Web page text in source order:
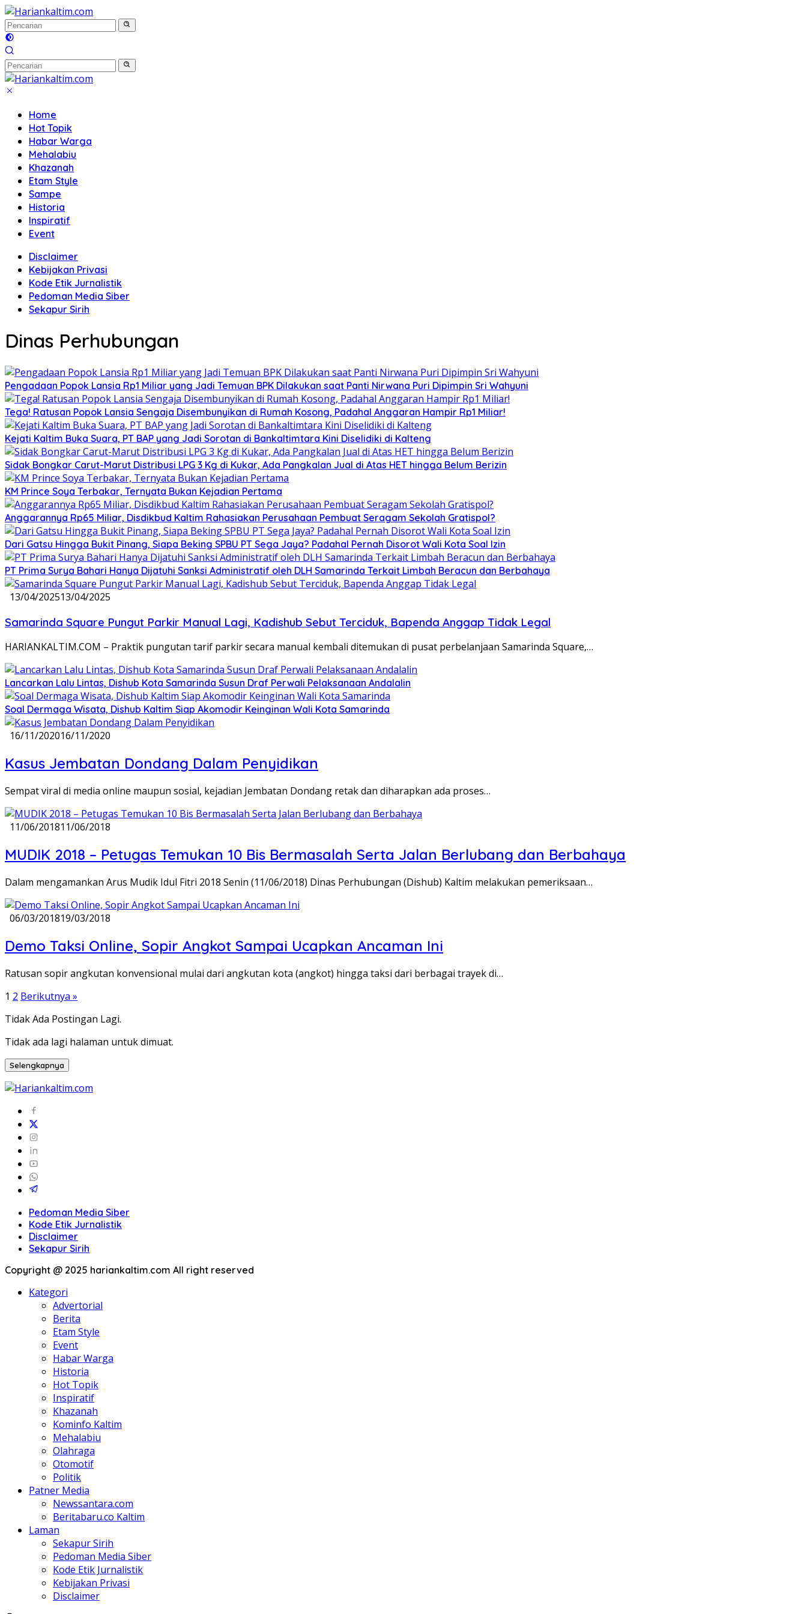
Langsung
ke
konten
Home
Hot Topik
Habar Warga
Mehalabiu
Khazanah
Etam Style
Sampe
Historia
Inspiratif
Event
Disclaimer
Kebijakan Privasi
Kode Etik Jurnalistik
Pedoman Media Siber
Sekapur Sirih
Dinas Perhubungan
Pengadaan Popok Lansia Rp1 Miliar yang Jadi Temuan BPK Dilakukan saat Panti Nirwana Puri Dipimpin Sri Wahyuni
Tega! Ratusan Popok Lansia Sengaja Disembunyikan di Rumah Kosong, Padahal Anggaran Hampir Rp1 Miliar!
Kejati Kaltim Buka Suara, PT BAP yang Jadi Sorotan di Bankaltimtara Kini Diselidiki di Kalteng
Sidak Bongkar Carut-Marut Distribusi LPG 3 Kg di Kukar, Ada Pangkalan Jual di Atas HET hingga Belum Berizin
KM Prince Soya Terbakar, Ternyata Bukan Kejadian Pertama
Anggarannya Rp65 Miliar, Disdikbud Kaltim Rahasiakan Perusahaan Pembuat Seragam Sekolah Gratispol?
Dari Gatsu Hingga Bukit Pinang, Siapa Beking SPBU PT Sega Jaya? Padahal Pernah Disorot Wali Kota Soal Izin
PT Prima Surya Bahari Hanya Dijatuhi Sanksi Administratif oleh DLH Samarinda Terkait Limbah Beracun dan Berbahaya
13/04/202513/04/2025
Samarinda Square Pungut Parkir Manual Lagi, Kadishub Sebut Terciduk, Bapenda Anggap Tidak Legal
HARIANKALTIM.COM – Praktik pungutan tarif parkir secara manual kembali ditemukan di pusat perbelanjaan Samarinda Square,…
Lancarkan Lalu Lintas, Dishub Kota Samarinda Susun Draf Perwali Pelaksanaan Andalalin
Soal Dermaga Wisata, Dishub Kaltim Siap Akomodir Keinginan Wali Kota Samarinda
16/11/202016/11/2020
Kasus Jembatan Dondang Dalam Penyidikan
Sempat viral di media online maupun sosial, kejadian Jembatan Dondang retak dan diharapkan ada proses…
11/06/201811/06/2018
MUDIK 2018 – Petugas Temukan 10 Bis Bermasalah Serta Jalan Berlubang dan Berbahaya
Dalam mengamankan Arus Mudik Idul Fitri 2018 Senin (11/06/2018) Dinas Perhubungan (Dishub) Kaltim melakukan pemeriksaan…
06/03/201819/03/2018
Demo Taksi Online, Sopir Angkot Sampai Ucapkan Ancaman Ini
Ratusan sopir angkutan konvensional mulai dari angkutan kota (angkot) hingga taksi dari berbagai trayek di…
Paginasi
pos
1 2 Berikutnya »
Tidak Ada Postingan Lagi.
Tidak ada lagi halaman untuk dimuat.
Selengkapnya
Pedoman Media Siber
Kode Etik Jurnalistik
Disclaimer
Sekapur Sirih
Copyright @ 2025 hariankaltim.com All right reserved
Kategori
Advertorial
Berita
Etam Style
Event
Habar Warga
Historia
Hot Topik
Inspiratif
Khazanah
Kominfo Kaltim
Mehalabiu
Olahraga
Otomotif
Politik
Patner Media
Newssantara.com
Beritabaru.co Kaltim
Laman
Sekapur Sirih
Pedoman Media Siber
Kode Etik Jurnalistik
Kebijakan Privasi
Disclaimer